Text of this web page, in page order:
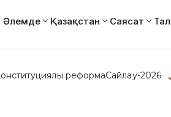
Әлемде Қазақстан Саясат
реформаСайлау-2026